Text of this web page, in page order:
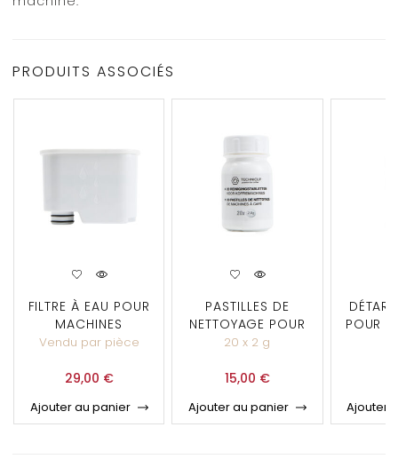
PRODUITS ASSOCIÉS
FILTRE À EAU POUR
MACHINES
TECHNICUP
Vendu par pièce
29,00 €
Ajouter au panier
PASTILLES DE
NETTOYAGE POUR
MACHINES À CAFÉ
20 x 2 g
15,00 €
Ajouter au panier
POUR
Ajouter